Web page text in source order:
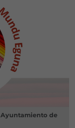
Ayuntamiento de